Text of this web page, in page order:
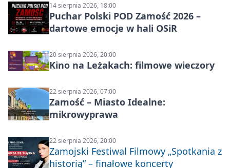
14 sierpnia 2026, 18:00
Puchar Polski POD Zamość 2026 –
dartowe emocje w hali OSiR
20 sierpnia 2026, 20:00
Kino na Leżakach: filmowe wieczory
22 sierpnia 2026, 07:00
Zamość – Miasto Idealne:
mikrowyprawa
22 sierpnia 2026, 20:00
Zamojski Festiwal Filmowy „Spotkania z
historią” – finałowe koncerty